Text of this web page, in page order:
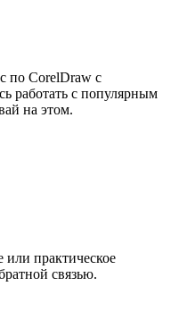
по CorelDraw с
работать с популярным
на этом.
или практическое
связью.